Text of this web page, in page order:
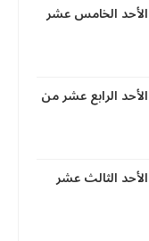
الأحد الخامس عشر
الرابع عشر من
الثالث عشر